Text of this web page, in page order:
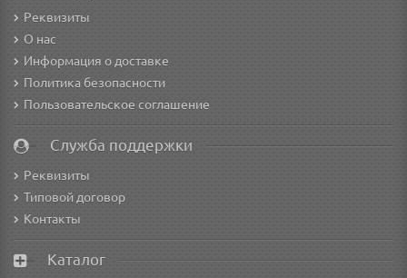
Реквизиты
О нас
Информация о доставке
Политика безопасности
Пользовательское соглашение
Служба поддержки
Реквизиты
Типовой договор
Контакты
Каталог